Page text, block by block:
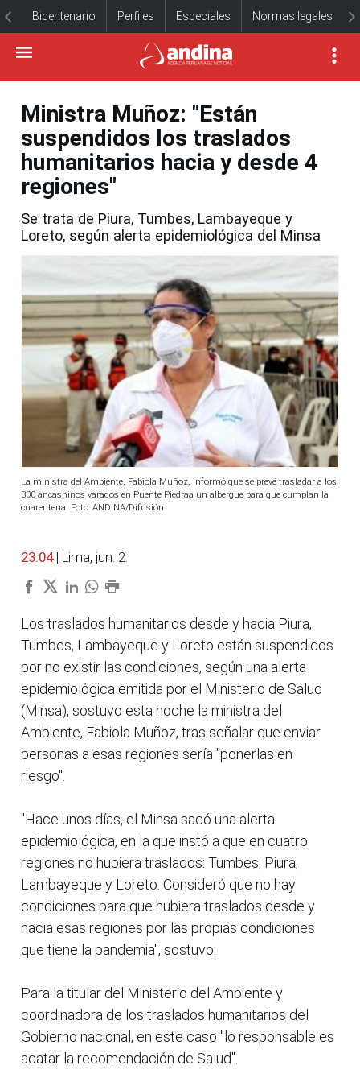
Bicentenario Perfiles Especiales Normas legales
Ministra Muñoz: "Están
suspendidos los traslados
humanitarios hacia y desde 4
regiones"
Se trata de Piura, Tumbes, Lambayeque y
Loreto, según alerta epidemiológica del Minsa
La ministra del Ambiente, Fabiola Muñoz, informó que se prevé trasladar a los
300 ancashinos varados en Puente Piedraa un albergue para que cumplan la
cuarentena. Foto: ANDINA/Difusión
23:04 | Lima, jun. 2.
Los traslados humanitarios desde y hacia Piura,
Tumbes, Lambayeque y Loreto están suspendidos
por no existir las condiciones, según una alerta
epidemiológica emitida por el Ministerio de Salud
(Minsa), sostuvo esta noche la ministra del
Ambiente, Fabiola Muñoz, tras señalar que enviar
personas a esas regiones sería "ponerlas en
riesgo".
"Hace unos días, el Minsa sacó una alerta
epidemiológica, en la que instó a que en cuatro
regiones no hubiera traslados: Tumbes, Piura,
Lambayeque y Loreto. Consideró que no hay
condiciones para que hubiera traslados desde y
hacia esas regiones por las propias condiciones
que tiene la pandemia", sostuvo.
Para la titular del Ministerio del Ambiente y
coordinadora de los traslados humanitarios del
Gobierno nacional, en este caso "lo responsable es
acatar la recomendación de Salud".